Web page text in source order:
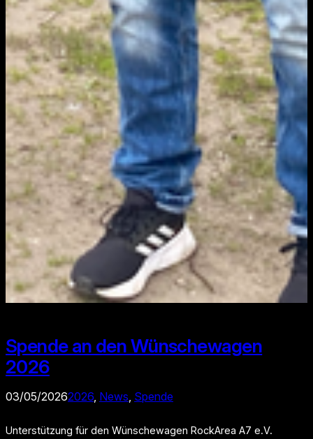
Spende an den Wünschewagen
2026
03/05/20262026 News Spende
Unterstützung für den Wünschewagen RockArea A7 e.V.